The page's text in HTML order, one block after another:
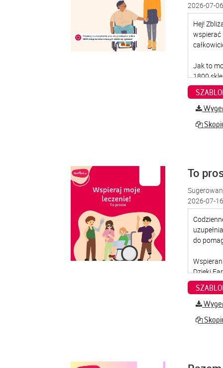
2026-07-
To
2026-07-